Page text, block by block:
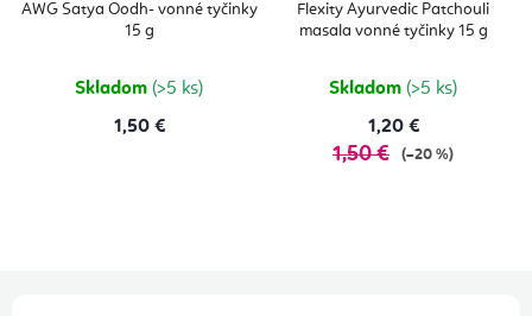
AWG Satya Oodh- vonné tyčinky
15 g
Skladom (>5 ks)
1,50 €
Flexity Ayurvedic Patchouli
masala vonné tyčinky 15 g
Skladom (>5 ks)
1,20 €
1,50 € (–20 %)